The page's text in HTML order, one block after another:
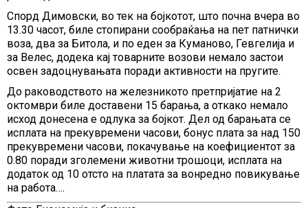
Спорд Димовски, во тек на бојкотот, што почна вчера во
13.30 часот, биле стопирани сообраќања на пет патнички
воза, два за Битола, и по еден за Куманово, Гевгелија и
за Велес, додека кај товарните возови немало застои
освен задоцнувањата поради активности на пругите.
До раководството на железникото претпријатие на 2
октомври биле доставени 15 барања, а откако немало
исход донесена е одлука за бојкот. Дел од барањата се
исплата на прекувремени часови, бонус плата за над 150
прекувремени часови, покачување на коефициентот за
0.80 поради зголемени животни трошоци, исплата на
додаток од 10 отсто на платата за вонредно повикување
на работа….